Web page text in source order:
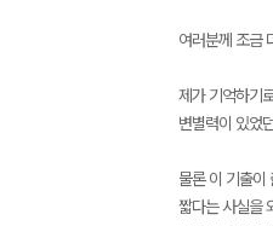
여러분께 조금
제가 기억하기
변별력이 있었
물론 이 기출이
짧다는 사실을